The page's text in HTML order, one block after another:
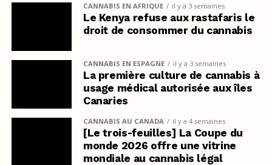
CANNABIS EN AFRIQUE il y a 3 semaines
Le Kenya refuse aux rastafaris le
droit de consommer du cannabis
CANNABIS EN ESPAGNE il y a 3 semaines
La première culture de cannabis à
usage médical autorisée aux îles
Canaries
CANNABIS AU CANADA il y a 4 semaines
[Le trois-feuilles] La Coupe du
monde 2026 offre une vitrine
mondiale au cannabis légal